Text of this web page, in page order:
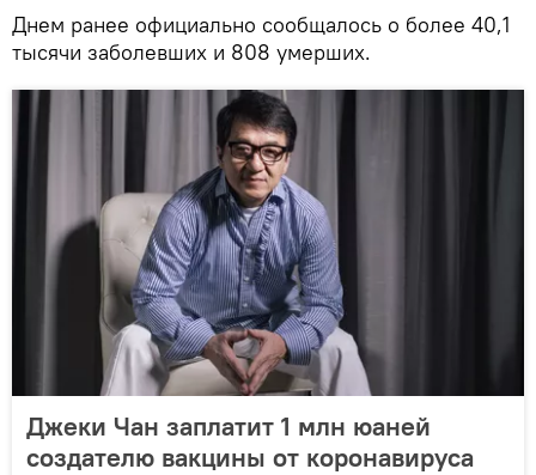
Днем ранее официально сообщалось о более 40,1
тысячи заболевших и 808 умерших.
Джеки Чан заплатит 1 млн юаней
создателю вакцины от коронавируса